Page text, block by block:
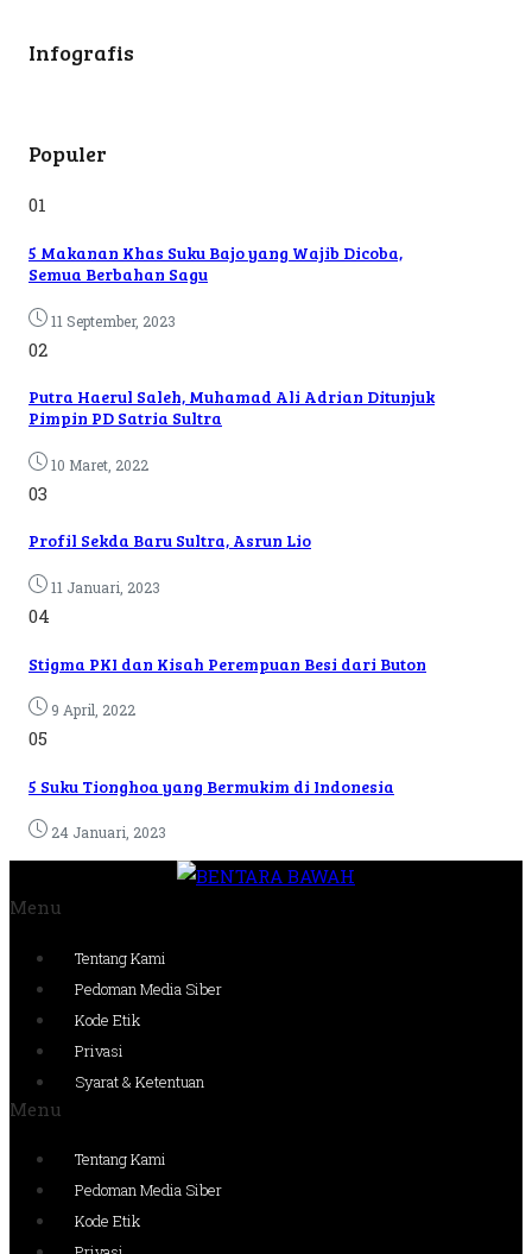
Infografis
Populer
01
5 Makanan Khas Suku Bajo yang Wajib Dicoba,
Semua Berbahan Sagu
11 September, 2023
02
Putra Haerul Saleh, Muhamad Ali Adrian Ditunjuk
Pimpin PD Satria Sultra
10 Maret, 2022
03
Profil Sekda Baru Sultra, Asrun Lio
11 Januari, 2023
04
Stigma PKI dan Kisah Perempuan Besi dari Buton
9 April, 2022
05
5 Suku Tionghoa yang Bermukim di Indonesia
24 Januari, 2023
Menu
Tentang Kami
Pedoman Media Siber
Kode Etik
Privasi
Syarat & Ketentuan
Menu
Tentang Kami
Pedoman Media Siber
Kode Etik